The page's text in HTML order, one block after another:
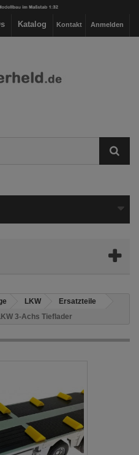
Anmelden
Kontakt
Katalog
LKW
Ersatzteile
3-Achs Tieflader